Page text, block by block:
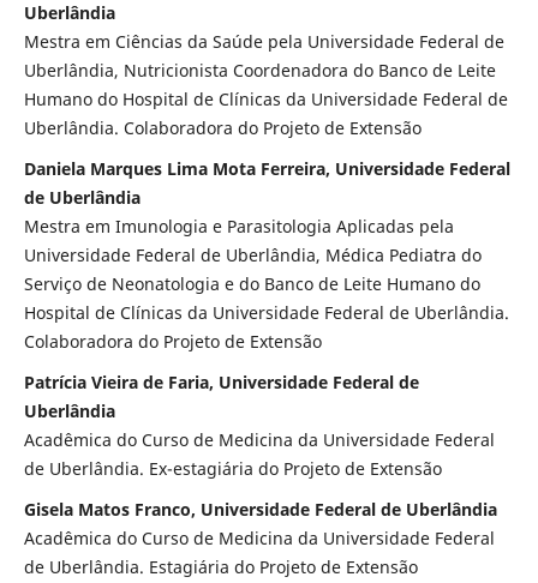
Uberlândia
Mestra em Ciências da Saúde pela Universidade Federal de
Uberlândia, Nutricionista Coordenadora do Banco de Leite
Humano do Hospital de Clínicas da Universidade Federal de
Uberlândia. Colaboradora do Projeto de Extensão
Daniela Marques Lima Mota Ferreira, Universidade Federal
de Uberlândia
Mestra em Imunologia e Parasitologia Aplicadas pela
Universidade Federal de Uberlândia, Médica Pediatra do
Serviço de Neonatologia e do Banco de Leite Humano do
Hospital de Clínicas da Universidade Federal de Uberlândia.
Colaboradora do Projeto de Extensão
Patrícia Vieira de Faria, Universidade Federal de
Uberlândia
Acadêmica do Curso de Medicina da Universidade Federal
de Uberlândia. Ex-estagiária do Projeto de Extensão
Gisela Matos Franco, Universidade Federal de Uberlândia
Acadêmica do Curso de Medicina da Universidade Federal
de Uberlândia. Estagiária do Projeto de Extensão